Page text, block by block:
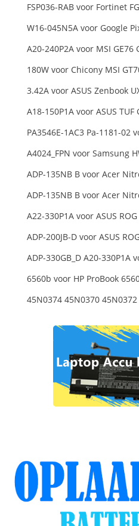
FSP036-RAB voor Fortinet
W16-045N5A voor Google
A20-240P2A voor MSI GE76
180W voor Chicony MSI
A18-150P1A voor ASUS TUF
ADP-200JB-D voor ASUS